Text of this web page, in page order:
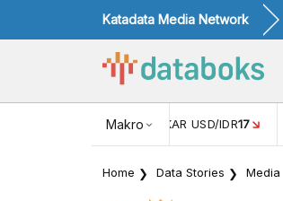
Katadata Media Network
Makro
NILAI TUKAR USD/IDR17
Home Data Stories Media